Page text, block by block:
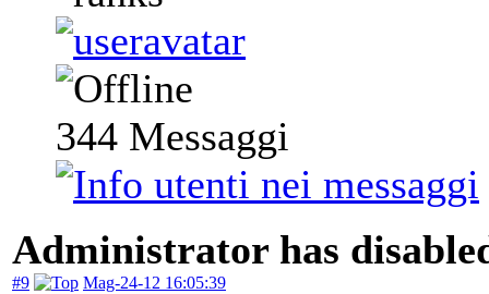
344 Messaggi
Administrator has
#9 Mag-24-12 16:05:39